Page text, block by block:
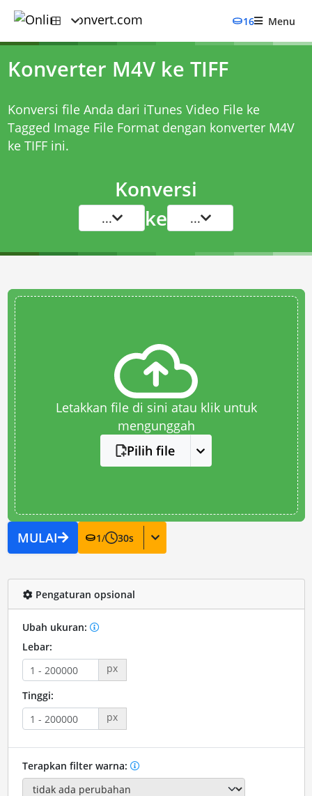
16 Menu
Konverter M4V ke TIFF
Konversi file Anda dari iTunes Video File ke
Tagged Image File Format dengan konverter M4V
ke TIFFini.
Konversi
... ke ...
Letakkan file di sini atau klik untuk
mengunggah
Pilih file
MULAI 1/ 30s
Pengaturan opsional
Ubah ukuran:
Lebar:
px
Tinggi:
px
Terapkan filter warna: